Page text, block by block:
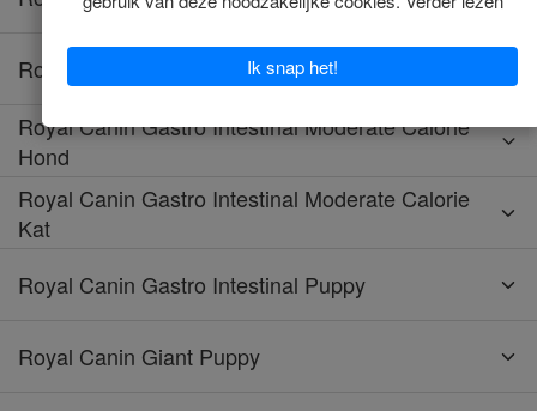
Royal Canin Gastro Intestinal Low Fat Hond
Royal Canin Gastro Intestinal Moderate Calorie
Hond
Royal Canin Gastro Intestinal Moderate Calorie
Kat
Royal Canin Gastro Intestinal Puppy
Royal Canin Giant Puppy